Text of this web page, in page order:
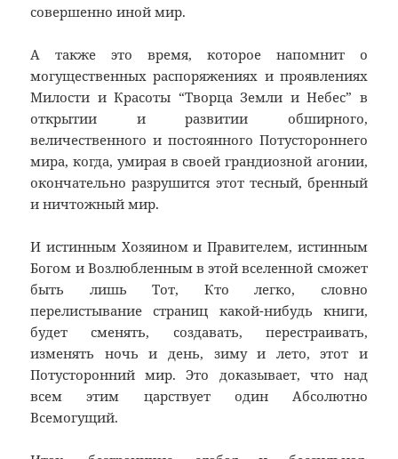
совершенно иной мир.
А также это время, которое напомнит о
могущественных распоряжениях и проявлениях
Милости и Красоты “Творца Земли и Небес” в
открытии и развитии обширного,
величественного и постоянного Потустороннего
мира, когда, умирая в своей грандиозной агонии,
окончательно разрушится этот тесный, бренный
и ничтожный мир.
И истинным Хозяином и Правителем, истинным
Богом и Возлюбленным в этой вселенной сможет
быть лишь Тот, Кто легко, словно
перелистывание страниц какой-нибудь книги,
будет сменять, создавать, перестраивать,
изменять ночь и день, зиму и лето, этот и
Потусторонний мир. Это доказывает, что над
всем этим царствует один Абсолютно
Всемогущий.